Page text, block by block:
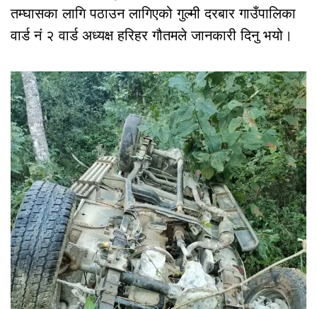
तम्घासका लागि पठाउन लागिएको गुल्मी दरबार गाउँपालिका
वार्ड नं २ वार्ड अध्यक्ष हरिहर गौतमले जानकारी दिनु भयो।